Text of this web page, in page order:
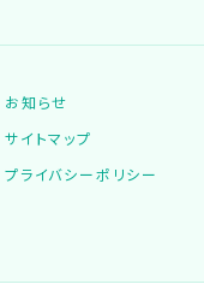
お知らせ
サイトマップ
プライバシーポリシー